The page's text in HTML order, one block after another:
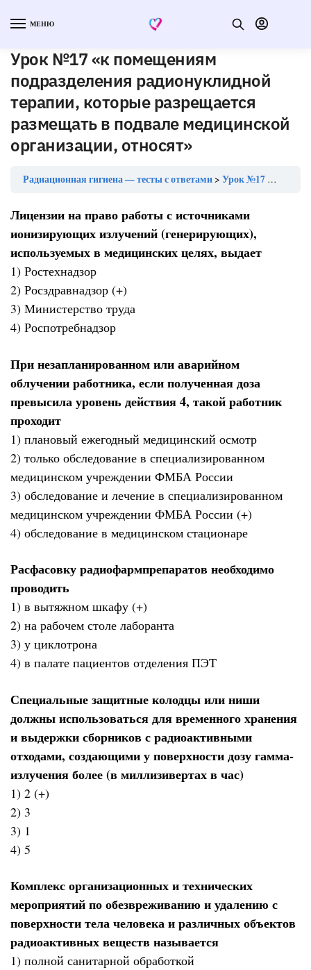
МЕНЮ
Урок №17 «к помещениям
подразделения радионуклидной
терапии, которые разрещается
размещать в подвале медицинской
организации, относят»
Радиационная гигиена — тесты с ответами Урок №17 «к помещениям подразделения радионуклидной терапии, которые разрещается размещать в подвале медицинской организации, относят»
Лицензии на право работы с источниками
ионизирующих излучений (генерирующих),
используемых в медицинских целях, выдает
1) Ростехнадзор
2) Росздравнадзор (+)
3) Министерство труда
4) Роспотребнадзор
При незапланированном или аварийном
облучении работника, если полученная доза
превысила уровень действия 4, такой работник
проходит
1) плановый ежегодный медицинский осмотр
2) только обследование в специализированном
медицинском учреждении ФМБА России
3) обследование и лечение в специализированном
медицинском учреждении ФМБА России (+)
4) обследование в медицинском стационаре
Расфасовку радиофармпрепаратов необходимо
проводить
1) в вытяжном шкафу (+)
2) на рабочем столе лаборанта
3) у циклотрона
4) в палате пациентов отделения ПЭТ
Специальные защитные колодцы или ниши
должны использоваться для временного хранения
и выдержки сборников с радиоактивными
отходами, создающими у поверхности дозу гамма-
излучения более (в миллизивертах в час)
1) 2 (+)
2) 3
3) 1
4) 5
Комплекс организационных и технических
мероприятий по обезвреживанию и удалению с
поверхности тела человека и различных объектов
радиоактивных веществ называется
1) полной санитарной обработкой